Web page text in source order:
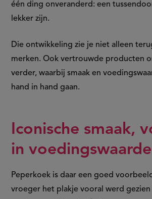
één ding onveranderd: een
lekker zijn.
Die ontwikkeling zie je niet alleen
merken. Ook vertrouwde producten
verder, waarbij smaak en
hand in hand gaan.
Iconische smaak,
in
Peperkoek is daar een goed
vroeger het plakje vooral werd